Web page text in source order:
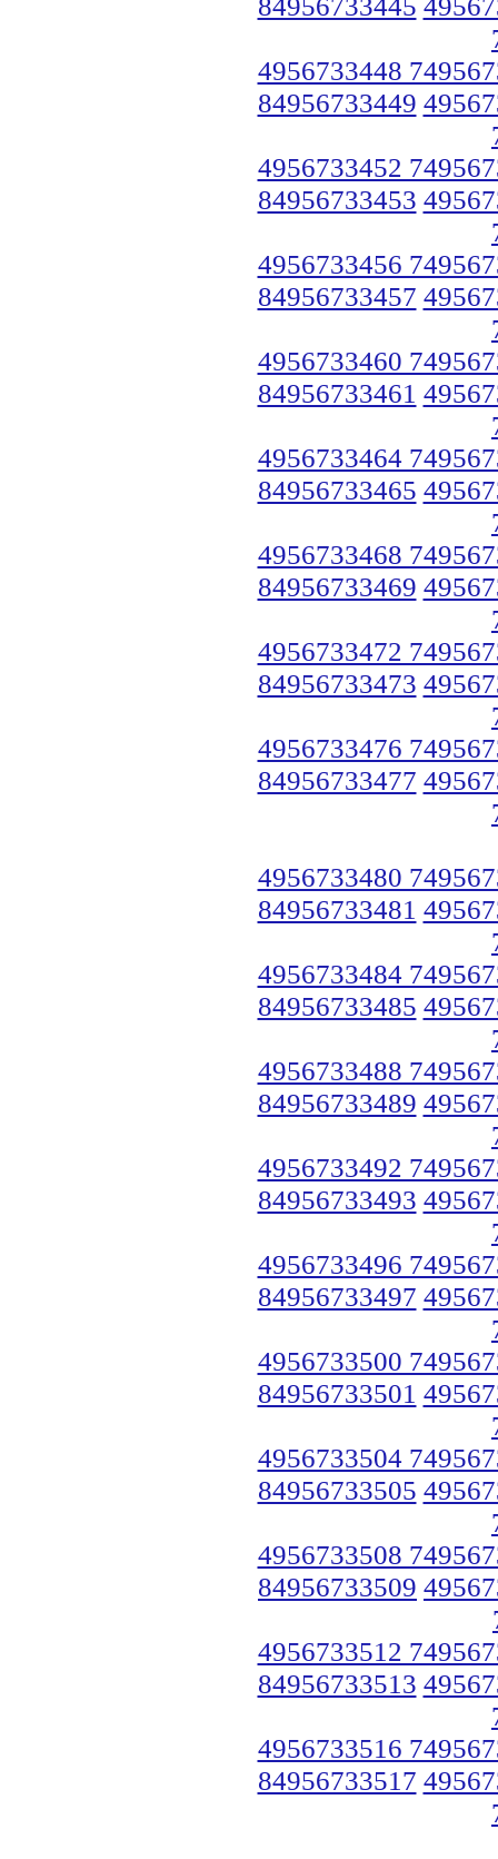
4956733448
84956733449
4956733452
84956733453
4956733456
84956733457
4956733460
84956733461
4956733464
84956733465
4956733468
84956733469
4956733472
84956733473
4956733476
84956733477
4956733480
84956733481
4956733484
84956733485
4956733488
84956733489
4956733492
84956733493
4956733496
84956733497
4956733500
84956733501
4956733504
84956733505
4956733508
84956733509
4956733512
84956733513
4956733516
84956733517